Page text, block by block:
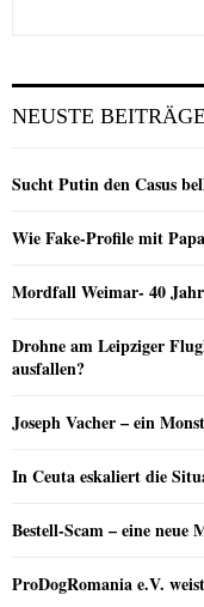
NEUSTE BEITRÄGE
Sucht Putin den Casus
Wie Fake-Profile mit
Mordfall Weimar- 40
Drohne am Leipziger
ausfallen?
Joseph Vacher – ein
In Ceuta eskaliert die
Bestell-Scam – eine neue
ProDogRomania e.V.